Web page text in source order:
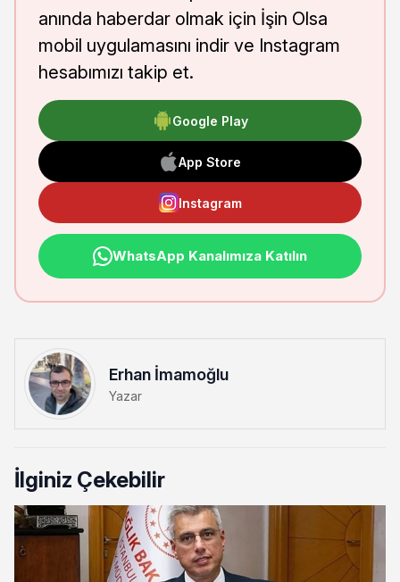
anında haberdar olmak için İşin Olsa
mobil uygulamasını indir ve Instagram
hesabımızı takip et.
Google Play
App Store
Instagram
WhatsApp Kanalımıza Katılın
Erhan İmamoğlu
Yazar
İlginiz Çekebilir